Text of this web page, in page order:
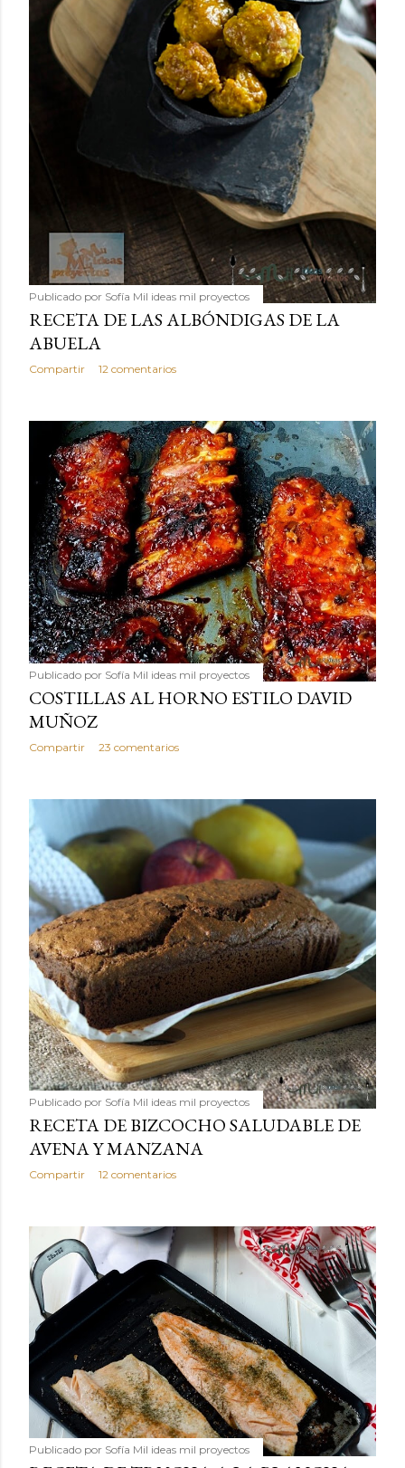
Publicado por Sofía Mil ideas mil proyectos
RECETA DE LAS ALBÓNDIGAS DE LA
ABUELA
Compartir 12 comentarios
Publicado por Sofía Mil ideas mil proyectos
COSTILLAS AL HORNO ESTILO DAVID
MUÑOZ
Compartir 23 comentarios
Publicado por Sofía Mil ideas mil proyectos
RECETA DE BIZCOCHO SALUDABLE DE
AVENA Y MANZANA
Compartir 12 comentarios
Publicado por Sofía Mil ideas mil proyectos